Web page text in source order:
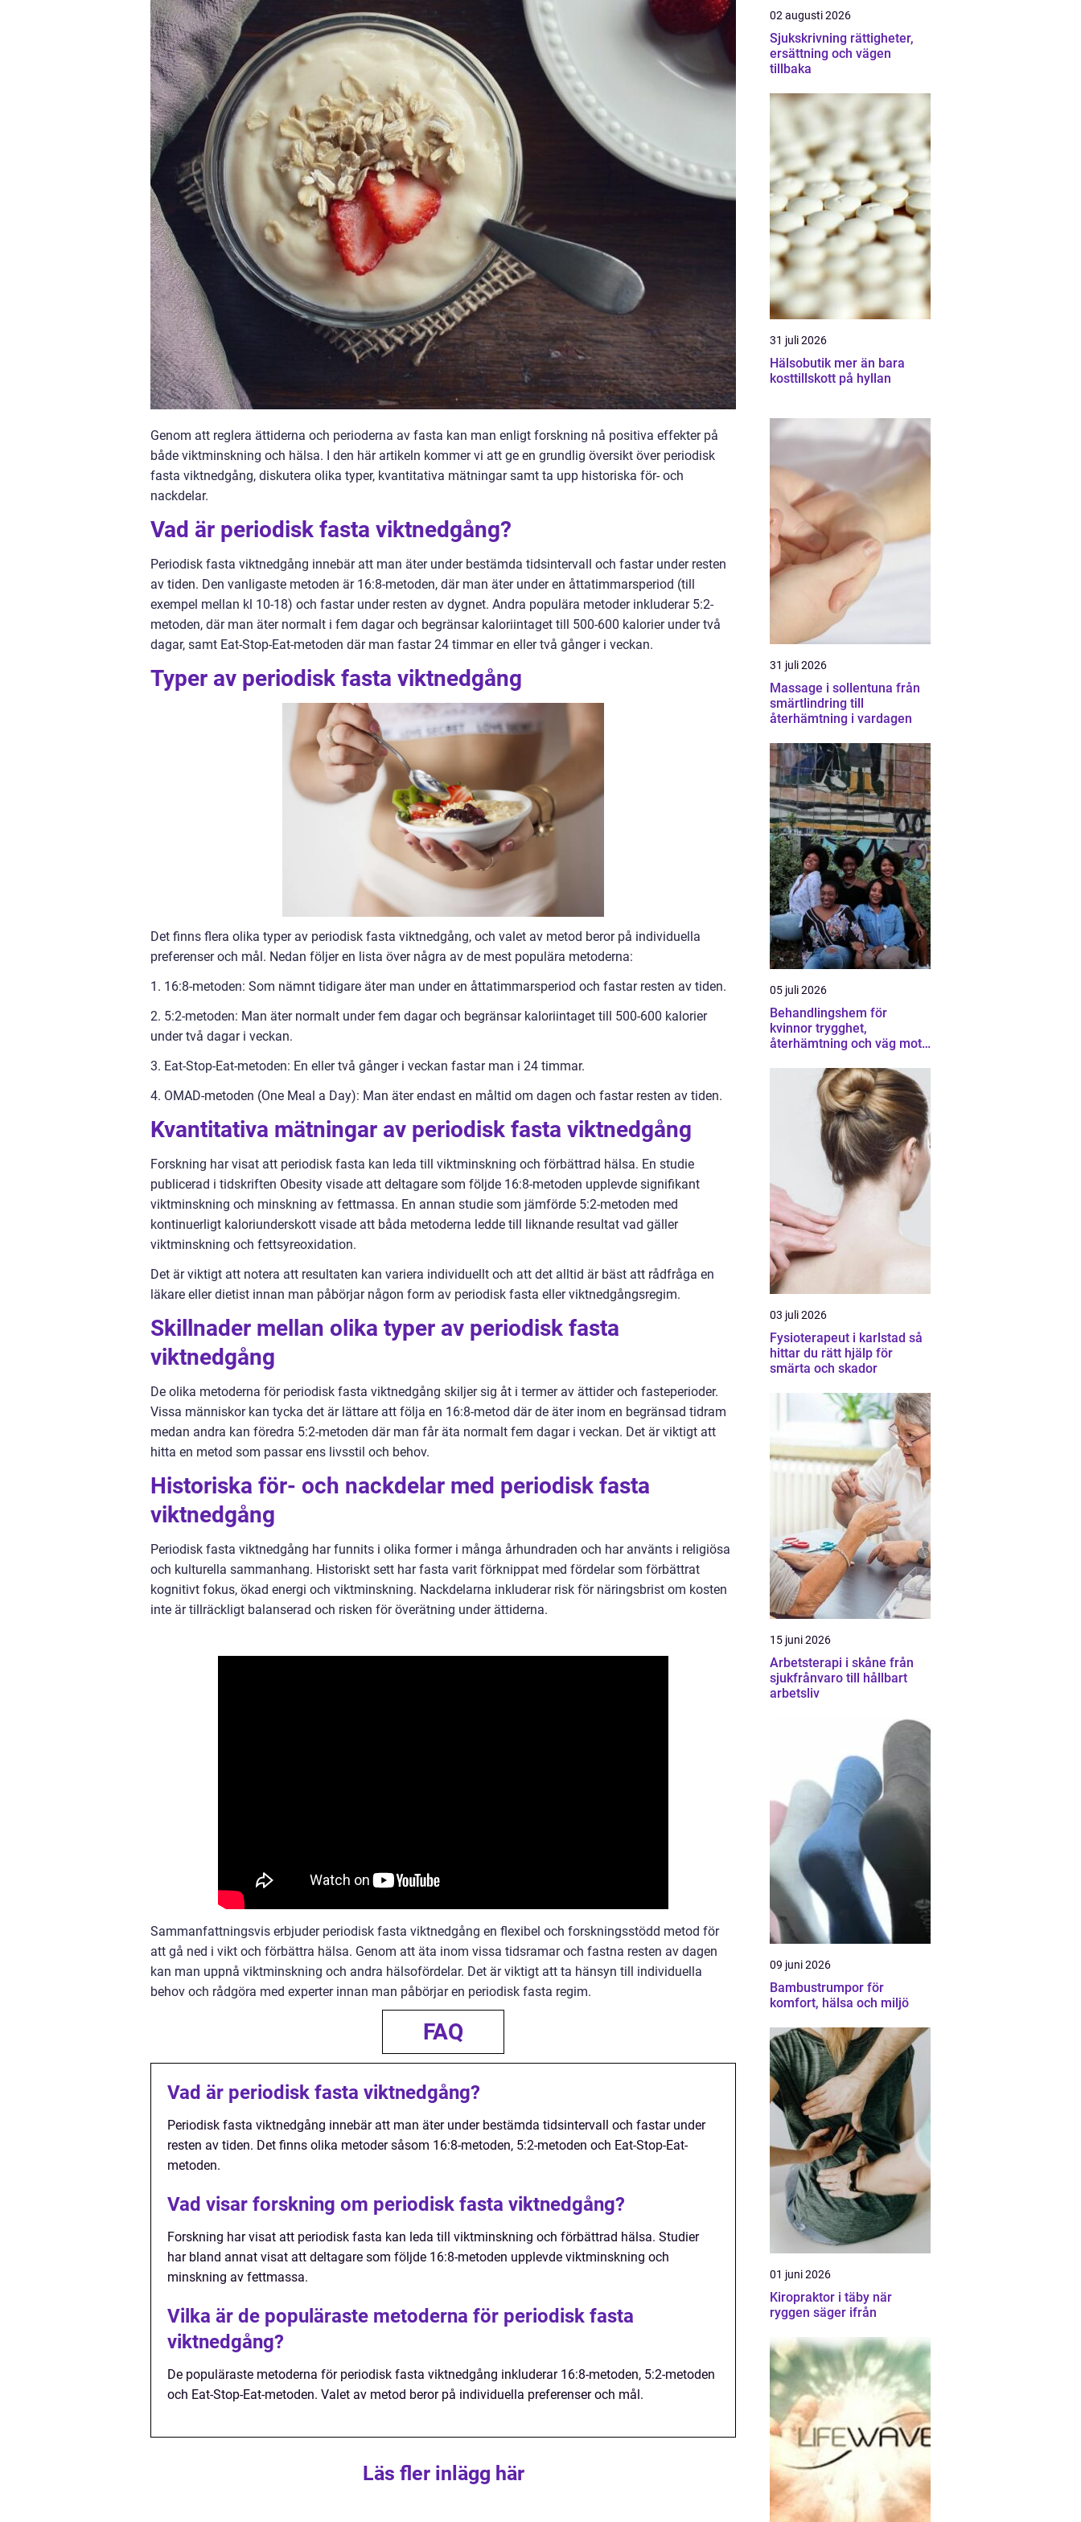
Genom att reglera ättiderna och perioderna av fasta kan man enligt forskning nå positiva effekter på
både viktminskning och hälsa. I den här artikeln kommer vi att ge en grundlig översikt över periodisk
fasta viktnedgång, diskutera olika typer, kvantitativa mätningar samt ta upp historiska för- och
nackdelar.
Vad är periodisk fasta viktnedgång?
Periodisk fasta viktnedgång innebär att man äter under bestämda tidsintervall och fastar under resten
av tiden. Den vanligaste metoden är 16:8-metoden, där man äter under en åttatimmarsperiod (till
exempel mellan kl 10-18) och fastar under resten av dygnet. Andra populära metoder inkluderar 5:2-
metoden, där man äter normalt i fem dagar och begränsar kaloriintaget till 500-600 kalorier under två
dagar, samt Eat-Stop-Eat-metoden där man fastar 24 timmar en eller två gånger i veckan.
Typer av periodisk fasta viktnedgång
Det finns flera olika typer av periodisk fasta viktnedgång, och valet av metod beror på individuella
preferenser och mål. Nedan följer en lista över några av de mest populära metoderna:
1. 16:8-metoden: Som nämnt tidigare äter man under en åttatimmarsperiod och fastar resten av tiden.
2. 5:2-metoden: Man äter normalt under fem dagar och begränsar kaloriintaget till 500-600 kalorier
under två dagar i veckan.
3. Eat-Stop-Eat-metoden: En eller två gånger i veckan fastar man i 24 timmar.
4. OMAD-metoden (One Meal a Day): Man äter endast en måltid om dagen och fastar resten av tiden.
Kvantitativa mätningar av periodisk fasta viktnedgång
Forskning har visat att periodisk fasta kan leda till viktminskning och förbättrad hälsa. En studie
publicerad i tidskriften Obesity visade att deltagare som följde 16:8-metoden upplevde signifikant
viktminskning och minskning av fettmassa. En annan studie som jämförde 5:2-metoden med
kontinuerligt kaloriunderskott visade att båda metoderna ledde till liknande resultat vad gäller
viktminskning och fettsyreoxidation.
Det är viktigt att notera att resultaten kan variera individuellt och att det alltid är bäst att rådfråga en
läkare eller dietist innan man påbörjar någon form av periodisk fasta eller viktnedgångsregim.
Skillnader mellan olika typer av periodisk fasta
viktnedgång
De olika metoderna för periodisk fasta viktnedgång skiljer sig åt i termer av ättider och fasteperioder.
Vissa människor kan tycka det är lättare att följa en 16:8-metod där de äter inom en begränsad tidram
medan andra kan föredra 5:2-metoden där man får äta normalt fem dagar i veckan. Det är viktigt att
hitta en metod som passar ens livsstil och behov.
Historiska för- och nackdelar med periodisk fasta
viktnedgång
Periodisk fasta viktnedgång har funnits i olika former i många århundraden och har använts i religiösa
och kulturella sammanhang. Historiskt sett har fasta varit förknippat med fördelar som förbättrat
kognitivt fokus, ökad energi och viktminskning. Nackdelarna inkluderar risk för näringsbrist om kosten
inte är tillräckligt balanserad och risken för överätning under ättiderna.
Sammanfattningsvis erbjuder periodisk fasta viktnedgång en flexibel och forskningsstödd metod för
att gå ned i vikt och förbättra hälsa. Genom att äta inom vissa tidsramar och fastna resten av dagen
kan man uppnå viktminskning och andra hälsofördelar. Det är viktigt att ta hänsyn till individuella
behov och rådgöra med experter innan man påbörjar en periodisk fasta regim.
FAQ
Vad är periodisk fasta viktnedgång?
Periodisk fasta viktnedgång innebär att man äter under bestämda tidsintervall och fastar under
resten av tiden. Det finns olika metoder såsom 16:8-metoden, 5:2-metoden och Eat-Stop-Eat-
metoden.
Vad visar forskning om periodisk fasta viktnedgång?
Forskning har visat att periodisk fasta kan leda till viktminskning och förbättrad hälsa. Studier
har bland annat visat att deltagare som följde 16:8-metoden upplevde viktminskning och
minskning av fettmassa.
Vilka är de populäraste metoderna för periodisk fasta
viktnedgång?
De populäraste metoderna för periodisk fasta viktnedgång inkluderar 16:8-metoden, 5:2-metoden
och Eat-Stop-Eat-metoden. Valet av metod beror på individuella preferenser och mål.
Läs fler inlägg här
02 augusti 2026
Sjukskrivning rättigheter,
ersättning och vägen
tillbaka
31 juli 2026
Hälsobutik mer än bara
kosttillskott på hyllan
31 juli 2026
Massage i sollentuna från
smärtlindring till
återhämtning i vardagen
05 juli 2026
Behandlingshem för
kvinnor trygghet,
återhämtning och väg mot
03 juli 2026
Fysioterapeut i karlstad så
hittar du rätt hjälp för
smärta och skador
15 juni 2026
Arbetsterapi i skåne från
sjukfrånvaro till hållbart
arbetsliv
09 juni 2026
Bambustrumpor för
komfort, hälsa och miljö
01 juni 2026
Kiropraktor i täby när
ryggen säger ifrån